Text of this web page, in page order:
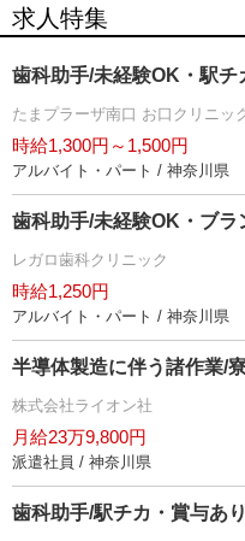
求人特集
歯科助手/未経験OK・駅チ
たまプラーザ南口 お口クリニッ
時給1,300円～1,500円
アルバイト・パート / 神奈川県
歯科助手/未経験OK・ブラ
レガロ歯科クリニック
時給1,250円
アルバイト・パート / 神奈川県
半導体製造に伴う諸作業/
株式会社ライオン社
月給23万9,800円
派遣社員 / 神奈川県
歯科助手/駅チカ・賞与あり